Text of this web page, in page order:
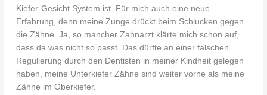
Kiefer-Gesicht System ist. Für mich auch eine neue
Erfahrung, denn meine Zunge drückt beim Schlucken gegen
die Zähne. Ja, so mancher Zahnarzt klärte mich schon auf,
dass da was nicht so passt. Das dürfte an einer falschen
Regulierung durch den Dentisten in meiner Kindheit gelegen
haben, meine Unterkiefer Zähne sind weiter vorne als meine
Zähne im Oberkiefer.